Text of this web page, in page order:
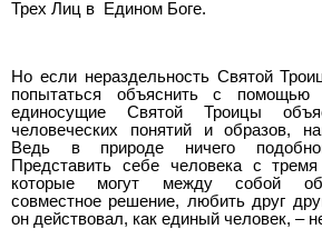
Трех Лиц в Едином Боге.
Но если нераздельность Святой
попытаться объяснить с помощью
единосущие Святой Троицы
человеческих понятий и образов,
Ведь в природе ничего
Представить себе человека с
которые могут между собой
совместное решение, любить друг
он действовал, как единый человек, –